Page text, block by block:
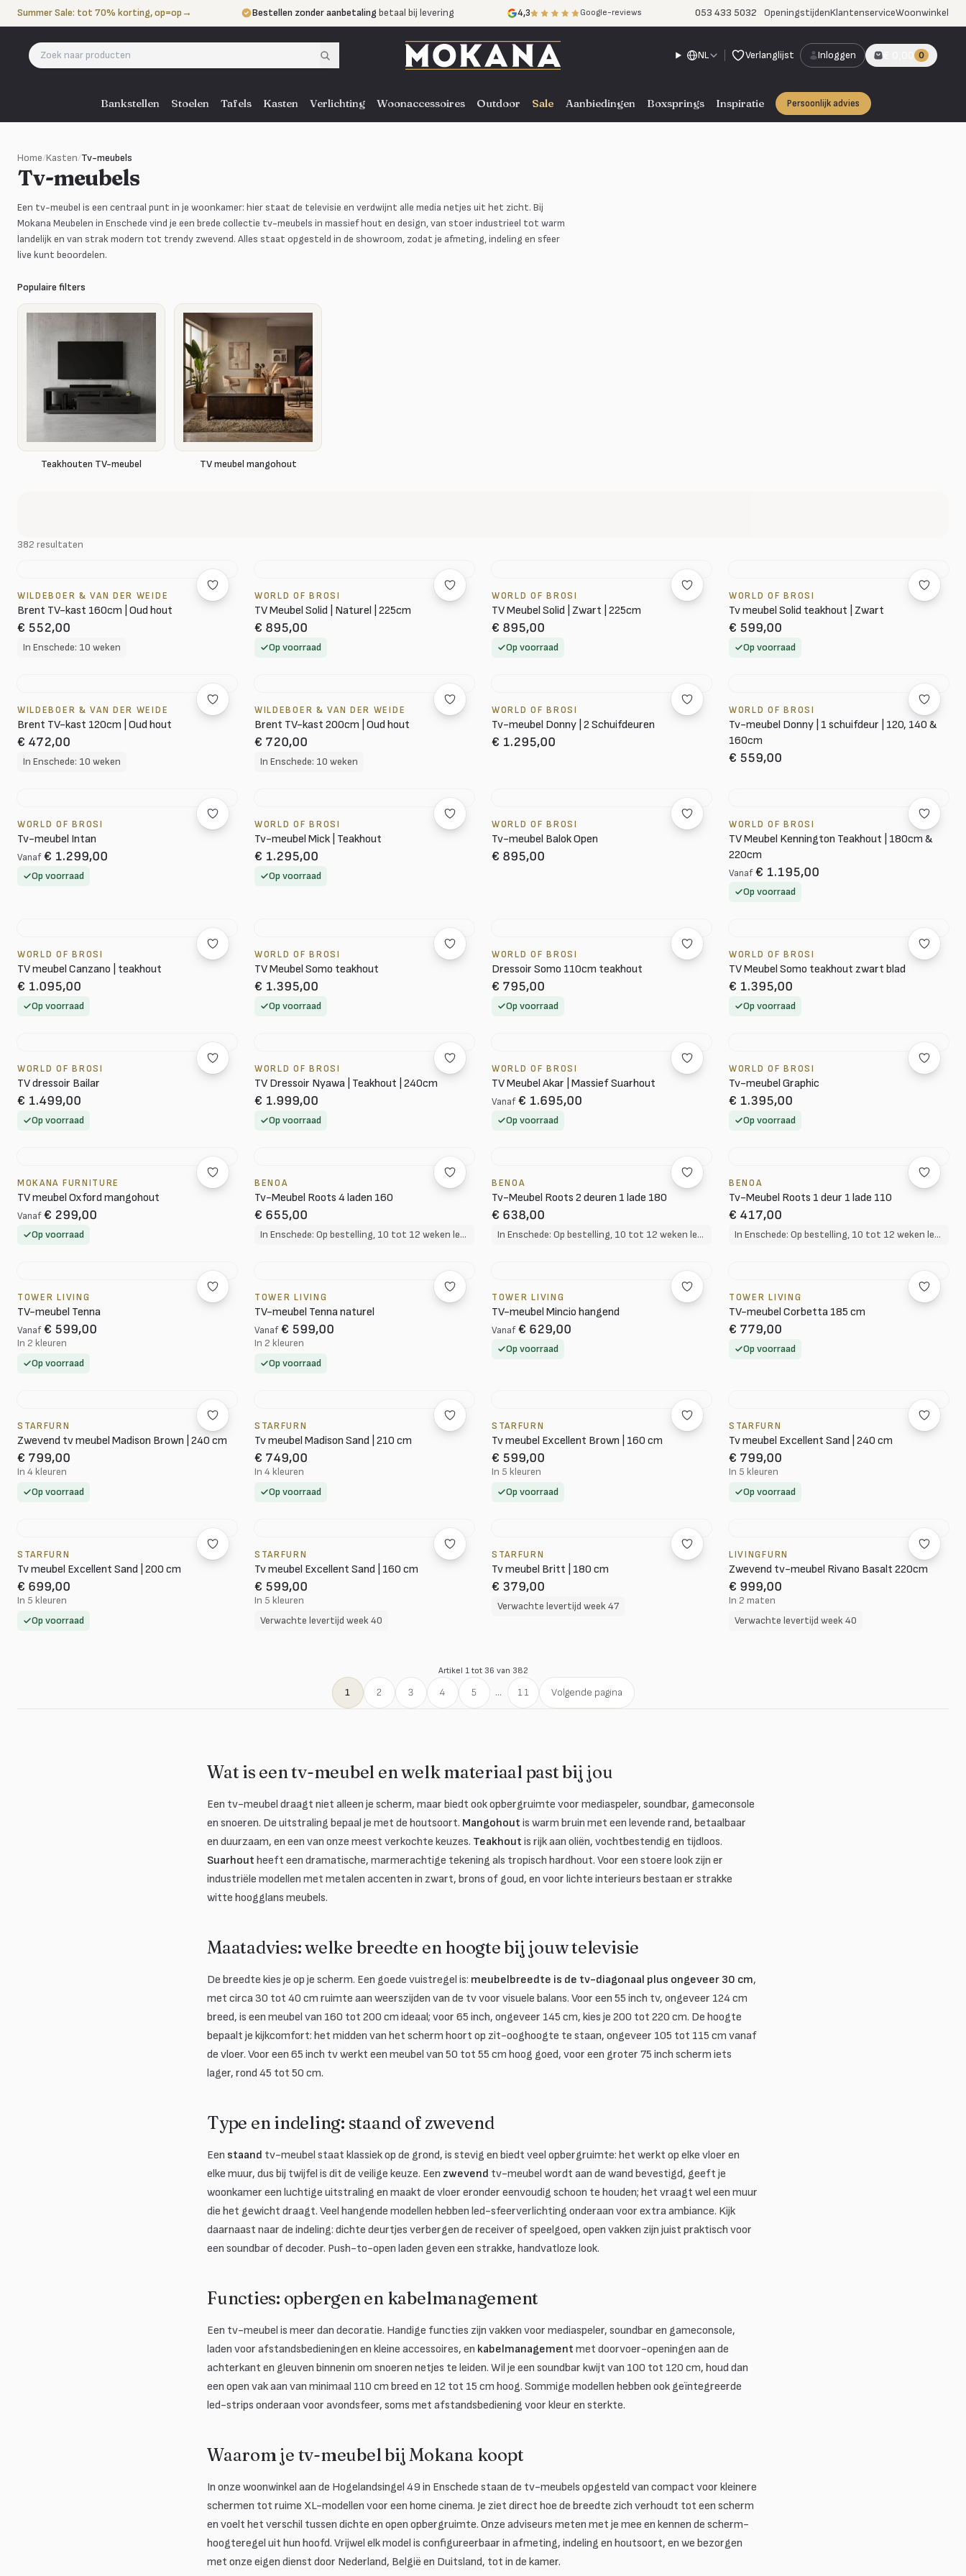
Naar de inhoud
Summer Sale: tot 70% korting, op=op→ Bestellen zonder aanbetaling betaal bij levering
Eigen bezorgdienst door heel NL, BE en DE
4,3 Google-reviews 053 433 5032 OpeningstijdenKlantenserviceWoonwinkel
NL Verlanglijst Inloggen € 0,00 0
Bankstellen Stoelen Tafels Kasten Verlichting Woonaccessoires Outdoor Sale Aanbiedingen Boxsprings Inspiratie Persoonlijk advies
Home/Kasten/Tv-meubels
Tv-meubels
Een tv-meubel is een centraal punt in je woonkamer: hier staat de televisie en verdwijnt alle media netjes uit het zicht. Bij
Mokana Meubelen in Enschede vind je een brede collectie tv-meubels in massief hout en design, van stoer industrieel tot warm
landelijk en van strak modern tot trendy zwevend. Alles staat opgesteld in de showroom, zodat je afmeting, indeling en sfeer
live kunt beoordelen.
Populaire filters
Teakhouten TV-meubel TV meubel mangohout
382 resultaten
WILDEBOER & VAN DER WEIDE
Brent TV-kast 160cm | Oud hout
€ 552,00
In Enschede: 10 weken
WORLD OF BROSI
TV Meubel Solid | Naturel | 225cm
€ 895,00
Op voorraad
WORLD OF BROSI
TV Meubel Solid | Zwart | 225cm
€ 895,00
Op voorraad
WORLD OF BROSI
Tv meubel Solid teakhout | Zwart
€ 599,00
Op voorraad
WILDEBOER & VAN DER WEIDE
Brent TV-kast 120cm | Oud hout
€ 472,00
In Enschede: 10 weken
WILDEBOER & VAN DER WEIDE
Brent TV-kast 200cm | Oud hout
€ 720,00
In Enschede: 10 weken
WORLD OF BROSI
Tv-meubel Donny | 2 Schuifdeuren
€ 1.295,00
WORLD OF BROSI
Tv-meubel Donny | 1 schuifdeur | 120, 140 &
160cm
€ 559,00
WORLD OF BROSI
Tv-meubel Intan
Vanaf € 1.299,00
Op voorraad
WORLD OF BROSI
Tv-meubel Mick | Teakhout
€ 1.295,00
Op voorraad
WORLD OF BROSI
Tv-meubel Balok Open
€ 895,00
WORLD OF BROSI
TV Meubel Kennington Teakhout | 180cm &
220cm
Vanaf € 1.195,00
Op voorraad
WORLD OF BROSI
TV meubel Canzano | teakhout
€ 1.095,00
Op voorraad
WORLD OF BROSI
TV Meubel Somo teakhout
€ 1.395,00
Op voorraad
WORLD OF BROSI
Dressoir Somo 110cm teakhout
€ 795,00
Op voorraad
WORLD OF BROSI
TV Meubel Somo teakhout zwart blad
€ 1.395,00
Op voorraad
WORLD OF BROSI
TV dressoir Bailar
€ 1.499,00
Op voorraad
WORLD OF BROSI
TV Dressoir Nyawa | Teakhout | 240cm
€ 1.999,00
Op voorraad
WORLD OF BROSI
TV Meubel Akar | Massief Suarhout
Vanaf € 1.695,00
Op voorraad
WORLD OF BROSI
Tv-meubel Graphic
€ 1.395,00
Op voorraad
MOKANA FURNITURE
TV meubel Oxford mangohout
Vanaf € 299,00
Op voorraad
BENOA
Tv-Meubel Roots 4 laden 160
€ 655,00
In Enschede: Op bestelling, 10 tot 12 weken levertijd
BENOA
Tv-Meubel Roots 2 deuren 1 lade 180
€ 638,00
In Enschede: Op bestelling, 10 tot 12 weken levertijd
BENOA
Tv-Meubel Roots 1 deur 1 lade 110
€ 417,00
In Enschede: Op bestelling, 10 tot 12 weken levertijd
TOWER LIVING
TV-meubel Tenna
Vanaf € 599,00
In 2 kleuren
Op voorraad
TOWER LIVING
TV-meubel Tenna naturel
Vanaf € 599,00
In 2 kleuren
Op voorraad
TOWER LIVING
TV-meubel Mincio hangend
Vanaf € 629,00
Op voorraad
TOWER LIVING
TV-meubel Corbetta 185 cm
€ 779,00
Op voorraad
STARFURN
Zwevend tv meubel Madison Brown | 240 cm
€ 799,00
In 4 kleuren
Op voorraad
STARFURN
Tv meubel Madison Sand | 210 cm
€ 749,00
In 4 kleuren
Op voorraad
STARFURN
Tv meubel Excellent Brown | 160 cm
€ 599,00
In 5 kleuren
Op voorraad
STARFURN
Tv meubel Excellent Sand | 240 cm
€ 799,00
In 5 kleuren
Op voorraad
STARFURN
Tv meubel Excellent Sand | 200 cm
€ 699,00
In 5 kleuren
Op voorraad
STARFURN
Tv meubel Excellent Sand | 160 cm
€ 599,00
In 5 kleuren
Verwachte levertijd week 40
STARFURN
Tv meubel Britt | 180 cm
€ 379,00
Verwachte levertijd week 47
LIVINGFURN
Zwevend tv-meubel Rivano Basalt 220cm
€ 999,00
In 2 maten
Verwachte levertijd week 40
Artikel 1 tot 36 van 382
1 2 3 4 5 ... 11 Volgende pagina
Wat is een tv-meubel en welk materiaal past bij jou
Een tv-meubel draagt niet alleen je scherm, maar biedt ook opbergruimte voor mediaspeler, soundbar, gameconsole
en snoeren. De uitstraling bepaal je met de houtsoort. Mangohout is warm bruin met een levende rand, betaalbaar
en duurzaam, en een van onze meest verkochte keuzes. Teakhout is rijk aan oliën, vochtbestendig en tijdloos.
Suarhout heeft een dramatische, marmerachtige tekening als tropisch hardhout. Voor een stoere look zijn er
industriële modellen met metalen accenten in zwart, brons of goud, en voor lichte interieurs bestaan er strakke
witte hoogglans meubels.
Maatadvies: welke breedte en hoogte bij jouw televisie
De breedte kies je op je scherm. Een goede vuistregel is: meubelbreedte is de tv-diagonaal plus ongeveer 30 cm,
met circa 30 tot 40 cm ruimte aan weerszijden van de tv voor visuele balans. Voor een 55 inch tv, ongeveer 124 cm
breed, is een meubel van 160 tot 200 cm ideaal; voor 65 inch, ongeveer 145 cm, kies je 200 tot 220 cm. De hoogte
bepaalt je kijkcomfort: het midden van het scherm hoort op zit-ooghoogte te staan, ongeveer 105 tot 115 cm vanaf
de vloer. Voor een 65 inch tv werkt een meubel van 50 tot 55 cm hoog goed, voor een groter 75 inch scherm iets
lager, rond 45 tot 50 cm.
Type en indeling: staand of zwevend
Een staand tv-meubel staat klassiek op de grond, is stevig en biedt veel opbergruimte: het werkt op elke vloer en
elke muur, dus bij twijfel is dit de veilige keuze. Een zwevend tv-meubel wordt aan de wand bevestigd, geeft je
woonkamer een luchtige uitstraling en maakt de vloer eronder eenvoudig schoon te houden; het vraagt wel een muur
die het gewicht draagt. Veel hangende modellen hebben led-sfeerverlichting onderaan voor extra ambiance. Kijk
daarnaast naar de indeling: dichte deurtjes verbergen de receiver of speelgoed, open vakken zijn juist praktisch voor
een soundbar of decoder. Push-to-open laden geven een strakke, handvatloze look.
Functies: opbergen en kabelmanagement
Een tv-meubel is meer dan decoratie. Handige functies zijn vakken voor mediaspeler, soundbar en gameconsole,
laden voor afstandsbedieningen en kleine accessoires, en kabelmanagement met doorvoer-openingen aan de
achterkant en gleuven binnenin om snoeren netjes te leiden. Wil je een soundbar kwijt van 100 tot 120 cm, houd dan
een open vak aan van minimaal 110 cm breed en 12 tot 15 cm hoog. Sommige modellen hebben ook geïntegreerde
led-strips onderaan voor avondsfeer, soms met afstandsbediening voor kleur en sterkte.
Waarom je tv-meubel bij Mokana koopt
In onze woonwinkel aan de Hogelandsingel 49 in Enschede staan de tv-meubels opgesteld van compact voor kleinere
schermen tot ruime XL-modellen voor een home cinema. Je ziet direct hoe de breedte zich verhoudt tot een scherm
en voelt het verschil tussen dichte en open opbergruimte. Onze adviseurs meten met je mee en kennen de scherm-
hoogteregel uit hun hoofd. Vrijwel elk model is configureerbaar in afmeting, indeling en houtsoort, en we bezorgen
met onze eigen dienst door Nederland, België en Duitsland, tot in de kamer.